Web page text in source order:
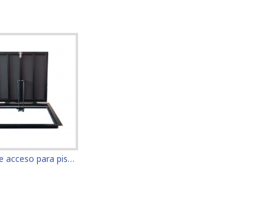
Puertas de acceso para piso tamaño 60 cm x 80 cm "H"